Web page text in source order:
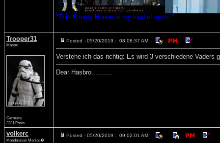
"This Bounty Hunter is my kind of scum."
Trooper31
Master
Germany
3231 Posts
Posted - 05/20/2019 : 08:08:37 AM
Verstehe ich das richtig: Es wird 3 verschiedene Vaders
Dear Hasbro...........
volkerc
Mandalorian Maniac�
Posted - 05/20/2019 : 09:02:01 AM